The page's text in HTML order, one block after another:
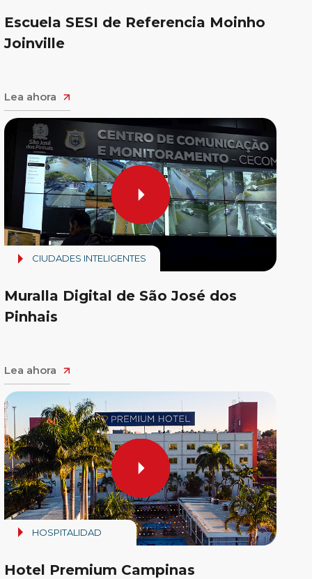
Escuela SESI de Referencia Moinho
Joinville
Lea ahora
CIUDADES INTELIGENTES
Muralla Digital de São José dos
Pinhais
Lea ahora
HOSPITALIDAD
Hotel Premium Campinas